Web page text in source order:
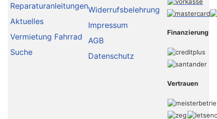
Reparaturanleitungen
Aktuelles
Vermietung Fahrrad
Suche
Widerrufsbelehrung
Impressum
AGB
Datenschutz
Finanzierung
Vertrauen